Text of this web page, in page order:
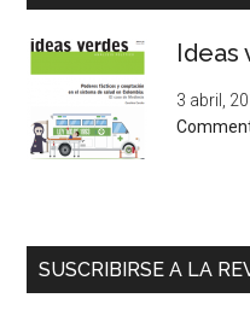
Ideas
3 abril,
SUSCRIBIRSE A LA